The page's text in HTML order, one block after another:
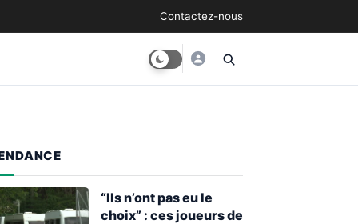
Contactez-nous
“Ils n’ont pas eu le
choix” : ces joueurs de